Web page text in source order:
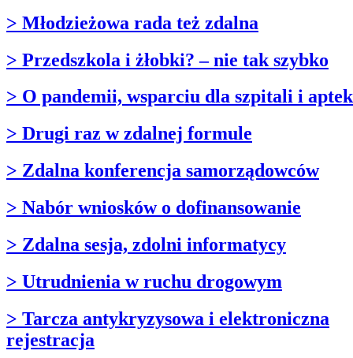
> Młodzieżowa rada też zdalna
> Przedszkola i żłobki? – nie tak szybko
> O pandemii, wsparciu dla szpitali i
> Drugi raz w zdalnej formule
> Zdalna konferencja samorządowców
> Nabór wniosków o dofinansowanie
> Zdalna sesja, zdolni informatycy
> Utrudnienia w ruchu drogowym
> Tarcza antykryzysowa i elektroniczna
rejestracja